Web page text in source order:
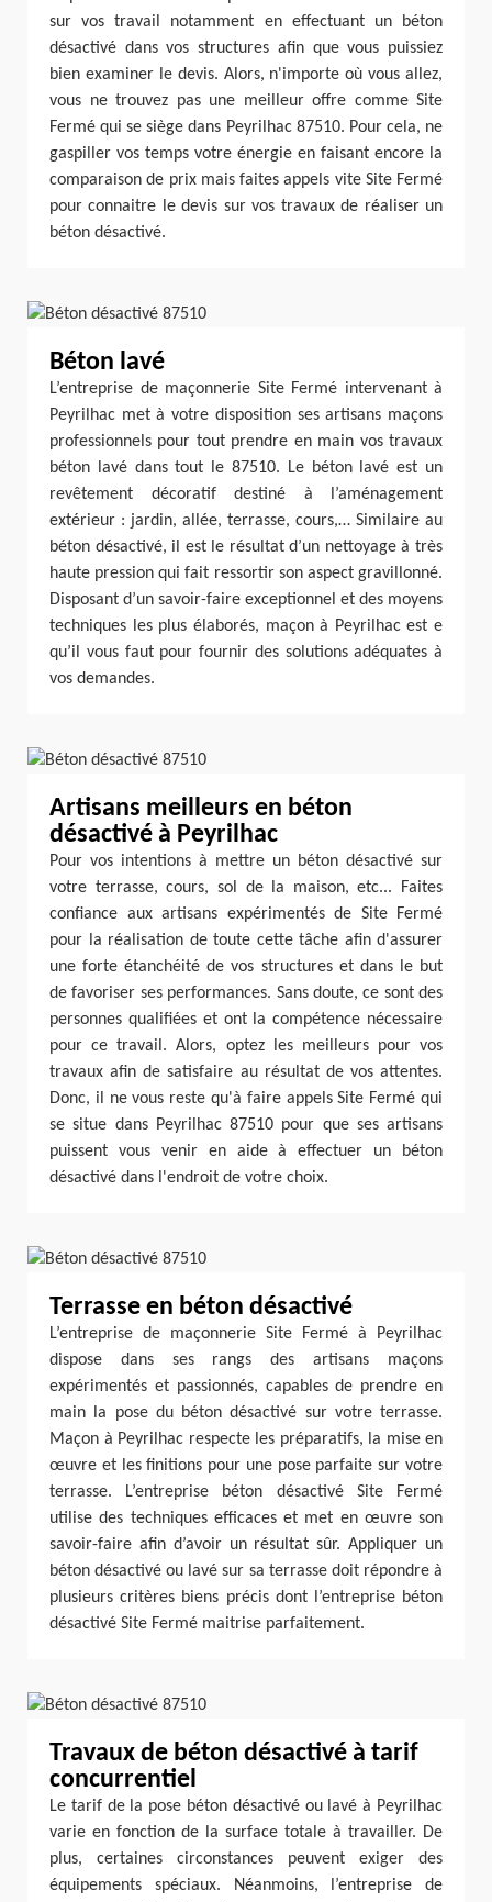
sur vos travail notamment en effectuant un béton
désactivé dans vos structures afin que vous puissiez
bien examiner le devis. Alors, n'importe où vous allez,
vous ne trouvez pas une meilleur offre comme Site
Fermé qui se siège dans Peyrilhac 87510. Pour cela, ne
gaspiller vos temps votre énergie en faisant encore la
comparaison de prix mais faites appels vite Site Fermé
pour connaitre le devis sur vos travaux de réaliser un
béton désactivé.
Béton lavé
L’entreprise de maçonnerie Site Fermé intervenant à
Peyrilhac met à votre disposition ses artisans maçons
professionnels pour tout prendre en main vos travaux
béton lavé dans tout le 87510. Le béton lavé est un
revêtement décoratif destiné à l’aménagement
extérieur : jardin, allée, terrasse, cours,… Similaire au
béton désactivé, il est le résultat d’un nettoyage à très
haute pression qui fait ressortir son aspect gravillonné.
Disposant d’un savoir-faire exceptionnel et des moyens
techniques les plus élaborés, maçon à Peyrilhac est e
qu’il vous faut pour fournir des solutions adéquates à
vos demandes.
Artisans meilleurs en béton
désactivé à Peyrilhac
Pour vos intentions à mettre un béton désactivé sur
votre terrasse, cours, sol de la maison, etc... Faites
confiance aux artisans expérimentés de Site Fermé
pour la réalisation de toute cette tâche afin d'assurer
une forte étanchéité de vos structures et dans le but
de favoriser ses performances. Sans doute, ce sont des
personnes qualifiées et ont la compétence nécessaire
pour ce travail. Alors, optez les meilleurs pour vos
travaux afin de satisfaire au résultat de vos attentes.
Donc, il ne vous reste qu'à faire appels Site Fermé qui
se situe dans Peyrilhac 87510 pour que ses artisans
puissent vous venir en aide à effectuer un béton
désactivé dans l'endroit de votre choix.
Terrasse en béton désactivé
L’entreprise de maçonnerie Site Fermé à Peyrilhac
dispose dans ses rangs des artisans maçons
expérimentés et passionnés, capables de prendre en
main la pose du béton désactivé sur votre terrasse.
Maçon à Peyrilhac respecte les préparatifs, la mise en
œuvre et les finitions pour une pose parfaite sur votre
terrasse. L’entreprise béton désactivé Site Fermé
utilise des techniques efficaces et met en œuvre son
savoir-faire afin d’avoir un résultat sûr. Appliquer un
béton désactivé ou lavé sur sa terrasse doit répondre à
plusieurs critères biens précis dont l’entreprise béton
désactivé Site Fermé maitrise parfaitement.
Travaux de béton désactivé à tarif
concurrentiel
Le tarif de la pose béton désactivé ou lavé à Peyrilhac
varie en fonction de la surface totale à travailler. De
plus, certaines circonstances peuvent exiger des
équipements spéciaux. Néanmoins, l’entreprise de